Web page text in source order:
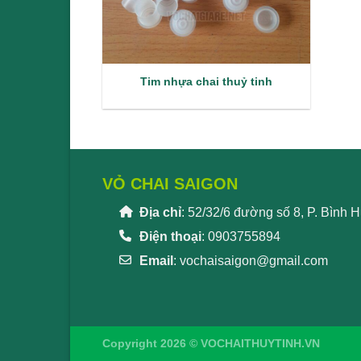
Tim nhựa chai thuỷ tinh
VỎ CHAI SAIGON
Địa chỉ: 52/32/6 đường số 8, P. Bình
Điện thoại: 0903755894
Email : vochaisaigon@gmail.com
Copyright 2026 © VOCHAITHUYTINH.VN